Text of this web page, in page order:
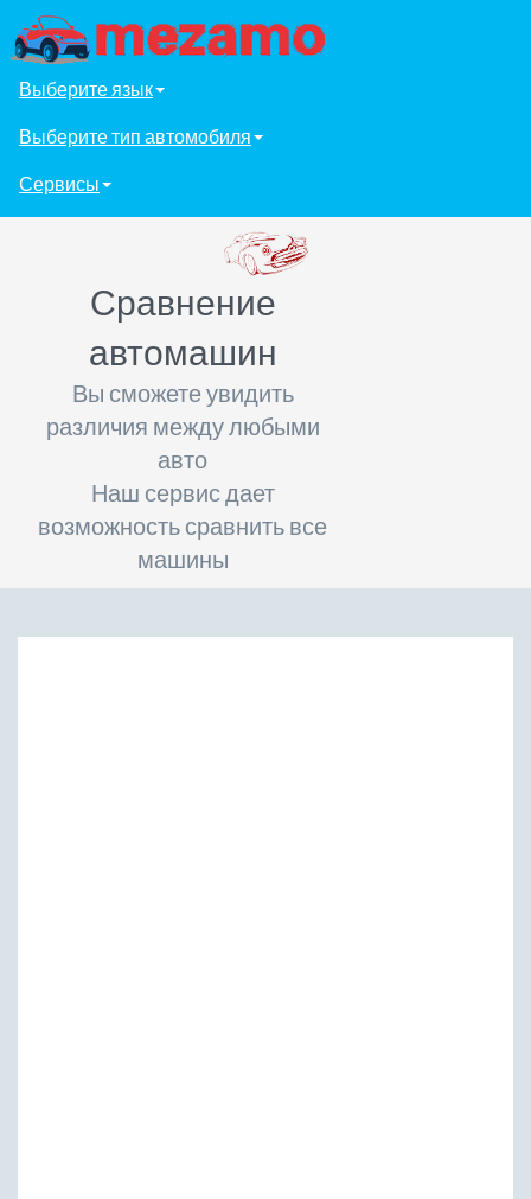
Выберите язык
Выберите тип автомобиля
Сервисы
Сравнение
автомашин
Вы сможете увидить
различия между любыми
авто
Наш сервис дает
возможность сравнить все
машины